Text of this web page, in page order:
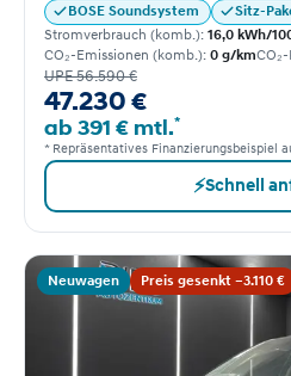
BOSE Soundsystem
Sitz-
Stromverbrauch (komb.): 16,0 kWh/
CO₂-Emissionen (komb.): 0 g/kmCO₂-
UPE 56.590 €
47.230 €
ab 391 € mtl.*
* Repräsentatives Finanzierungsbeispiel
⚡Schnell
Neuwagen Preis gesenkt −3.110 €